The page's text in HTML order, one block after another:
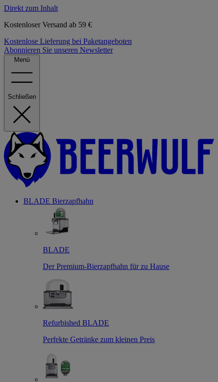
Direkt zum Inhalt
Kostenloser Versand ab 59 €
Kostenlose Lieferung bei Paketangeboten
Abonnieren Sie unseren Newsletter
Menü
Schließen
BLADE Bierzapfhahn
BLADE
Der Premium-Bierzapfhahn für zu Hause
Refurbished BLADE
Perfekte Getränke zum kleinen Preis